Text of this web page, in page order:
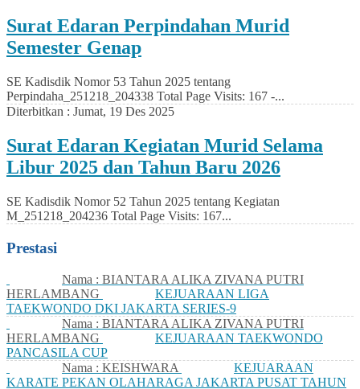
Surat Edaran Perpindahan Murid
Semester Genap
SE Kadisdik Nomor 53 Tahun 2025 tentang
Perpindaha_251218_204338 Total Page Visits: 167 -...
Diterbitkan : Jumat, 19 Des 2025
Surat Edaran Kegiatan Murid Selama
Libur 2025 dan Tahun Baru 2026
SE Kadisdik Nomor 52 Tahun 2025 tentang Kegiatan
M_251218_204236 Total Page Visits: 167...
Prestasi
Nama : BIANTARA ALIKA ZIVANA PUTRI
HERLAMBANG
KEJUARAAN LIGA
TAEKWONDO DKI JAKARTA SERIES-9
Nama : BIANTARA ALIKA ZIVANA PUTRI
HERLAMBANG
KEJUARAAN TAEKWONDO
PANCASILA CUP
Nama : KEISHWARA
KEJUARAAN
KARATE PEKAN OLAHARAGA JAKARTA PUSAT TAHUN